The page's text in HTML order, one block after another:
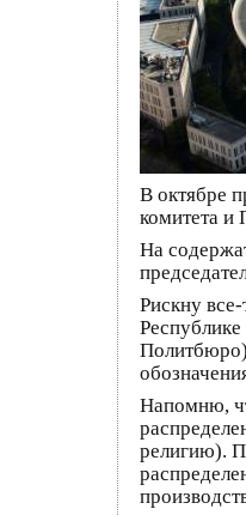
В октябре
комитета и
На
Рискну
Политбюро)
Напомню,
религию).